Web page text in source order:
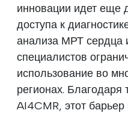
инновации идет еще
доступа к
анализа МРТ сердца
специалистов
использование во
регионах.
AI4CMR, этот барьер